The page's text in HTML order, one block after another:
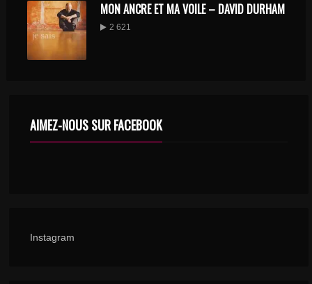
MON ANCRE ET MA VOILE – DAVID DURHAM
2 621
AIMEZ-NOUS SUR FACEBOOK
Instagram